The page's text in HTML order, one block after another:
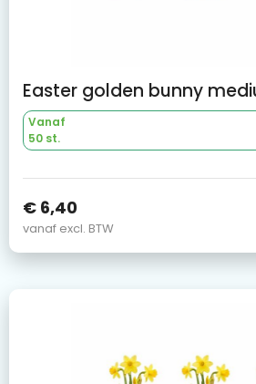
Easter golden bunny
Vanaf
50 st.
€ 6,40
vanaf excl. BTW